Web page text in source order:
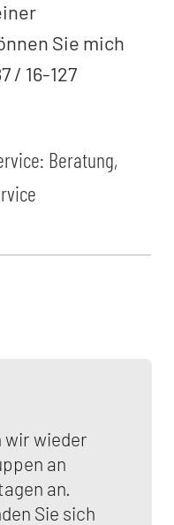
Sie mich
/ 16-127
Beratung,
wir wieder
an
an.
Sie sich